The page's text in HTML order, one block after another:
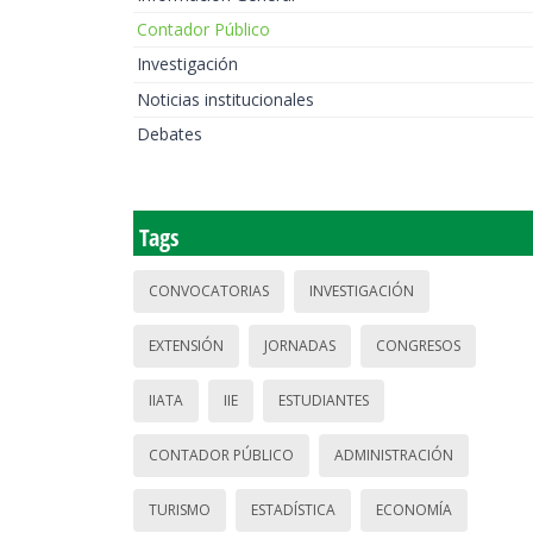
Contador Público
Investigación
Noticias institucionales
Debates
Tags
CONVOCATORIAS INVESTIGACIÓN
EXTENSIÓN JORNADAS CONGRESOS
IIATA IIE ESTUDIANTES
CONTADOR PÚBLICO ADMINISTRACIÓN
TURISMO ESTADÍSTICA ECONOMÍA